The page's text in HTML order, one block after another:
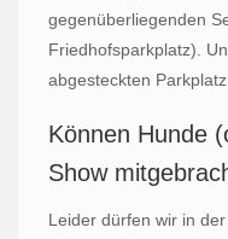
gegenüberliegenden
Friedhofsparkplatz).
abgesteckten
Können Hunde
Show
Leider dürfen wir in